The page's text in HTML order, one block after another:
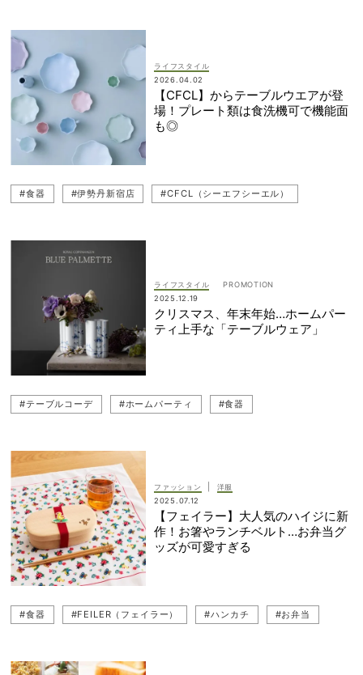
ライフスタイル
2026.04.02
【CFCL】からテーブルウエアが登
場！プレート類は食洗機可で機能面
も◎
#食器 #伊勢丹新宿店 #CFCL（シーエフシーエル）
ライフスタイル
2025.12.19
クリスマス、年末年始…ホームパー
ティ上手な「テーブルウェア」
#テーブルコーデ #ホームパーティ #食器
ファッション
洋服
2025.07.12
【フェイラー】大人気のハイジに新
作！お箸やランチベルト…お弁当グ
ッズが可愛すぎる
#食器 #FEILER（フェイラー） #ハンカチ #お弁当